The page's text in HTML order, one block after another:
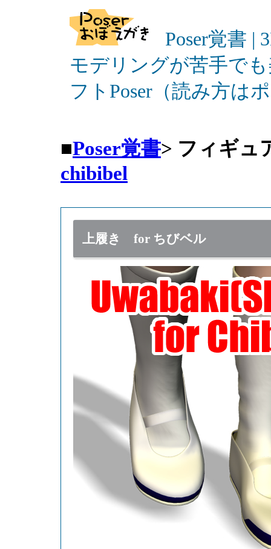
Poser覚書 |
モデリングが苦手で
フトPoser（読み方は
■Poser覚書> フィギュ
chibibel
上履き for ちびベル